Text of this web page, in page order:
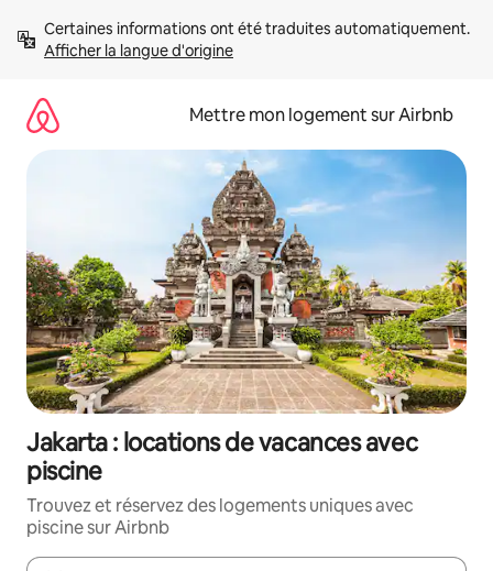
directement
Afficher la langue d'origine
Mettre mon logement sur Airbnb
Jakarta : locations de vacances avec
piscine
Trouvez et réservez des logements uniques avec
piscine sur Airbnb